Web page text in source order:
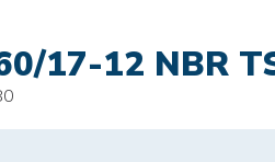
17-12 NBR